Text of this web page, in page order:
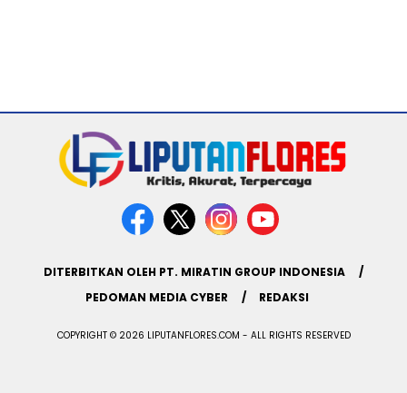
DITERBITKAN OLEH PT. MIRATIN GROUP INDONESIA
PEDOMAN MEDIA CYBER
REDAKSI
COPYRIGHT © 2026 LIPUTANFLORES.COM - ALL RIGHTS RESERVED